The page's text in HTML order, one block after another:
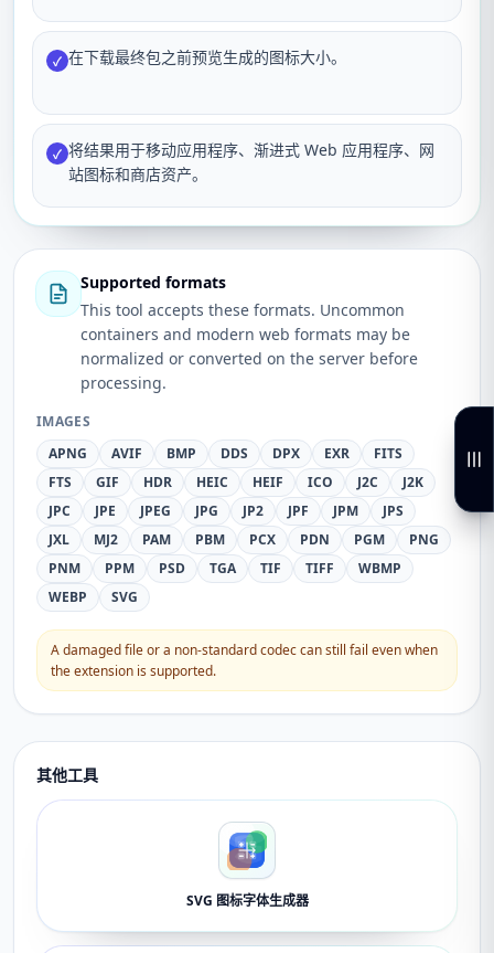
✓ 在下载最终包之前预览生成的图标大小。
✓ 将结果用于移动应用程序、渐进式 Web 应用程序、网
站图标和商店资产。
Supported formats
This tool accepts these formats. Uncommon
containers and modern web formats may be
normalized or converted on the server before
processing.
IMAGES
APNG
AVIF BMP DDS DPX EXR
FITS
FTS
GIF HDR HEIC HEIF ICO J2C
J2K
JPC
JPE JPEG JPG JP2 JPF JPM
JPS
JXL
MJ2 PAM PBM PCX PDN PGM
PNG
PNM
PPM PSD TGA TIF TIFF
WBMP
WEBP
SVG
A damaged file or a non-standard codec can still fail even when
the extension is supported.
其他工具
SVG 图标字体生成器